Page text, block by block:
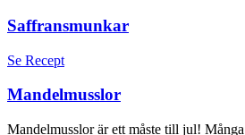
Saffransmunkar
Se Recept
Mandelmusslor
Mandelmusslor är ett måste till jul!